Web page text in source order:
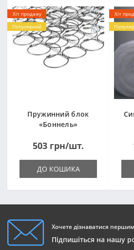
Хіт продажу
Популярний
Пружинний блок
«Боннель»
503 грн/шт.
ДО КОШИКА
Хіт
Хочете дізнаватися
Підпишіться на нашу